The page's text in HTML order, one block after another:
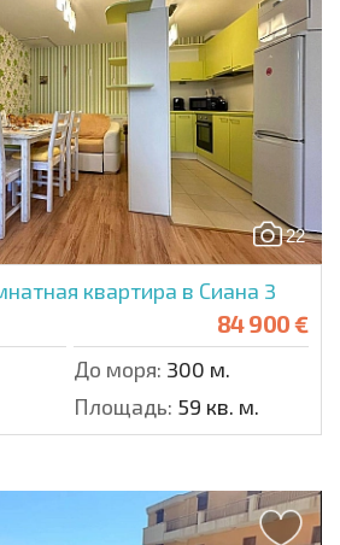
22
квартира в Сиана 3
84 900 €
До моря: 300 м.
Площадь: 59 кв. м.